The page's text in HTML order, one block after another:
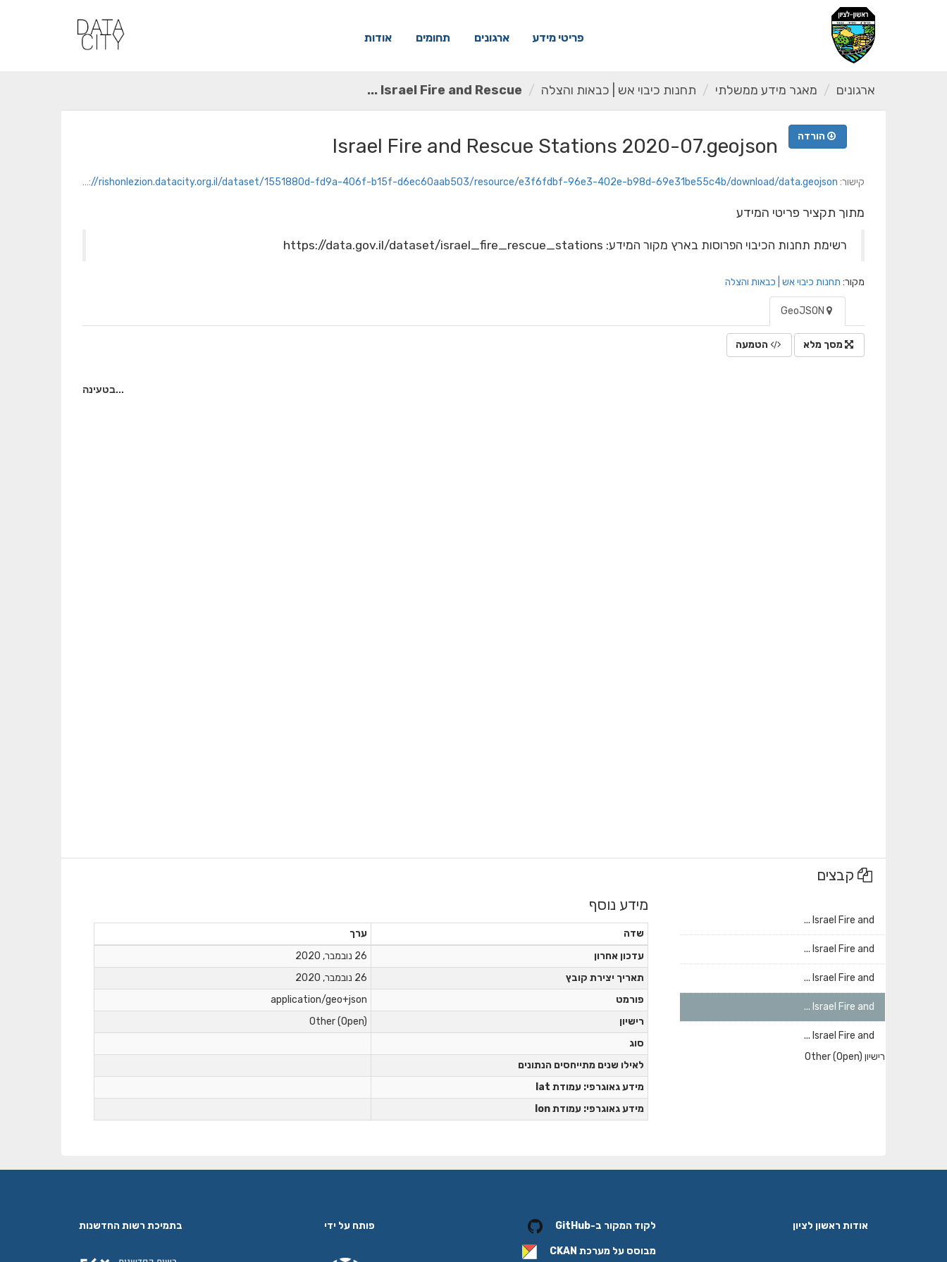
פריטי מידע ארגונים תחומים אודות
ארגונים מאגר מידע ממשלתי תחנות כיבוי אש | כבאות והצלה Israel Fire and Rescue ...
הורדה Israel Fire and Rescue Stations 2020-07.geojson
קישור: https://rishonlezion.datacity.org.il/dataset/1551880d-fd9a-406f-b15f-d6ec60aab503/resource/e3f6fdbf-96e3-402e-b98d-69e31be55c4b/download/data.geojson
מתוך תקציר פריטי המידע
רשימת תחנות הכיבוי הפרוסות בארץ מקור המידע: https://data.gov.il/dataset/israel_fire_rescue_stations
מקור: תחנות כיבוי אש | כבאות והצלה
מסך מלא הטמעה
קבצים
Israel Fire and ...
Israel Fire and ...
Israel Fire and ...
Israel Fire and ...
Israel Fire and ...
רישיון Other (Open)
מידע נוסף
שדה
ערך
עדכון אחרון
26 נובמבר, 2020
תאריך יצירת קובץ
26 נובמבר, 2020
פורמט
application/geo+json
רישיון
Other (Open)
סוג
לאילו שנים מתייחסים הנתונים
מידע גאוגרפי: עמודת lat
מידע גאוגרפי: עמודת lon
אודות ראשון לציון לקוד המקור ב-GitHub
מבוסס על מערכת CKAN
פותח על ידי בתמיכת רשות החדשנות